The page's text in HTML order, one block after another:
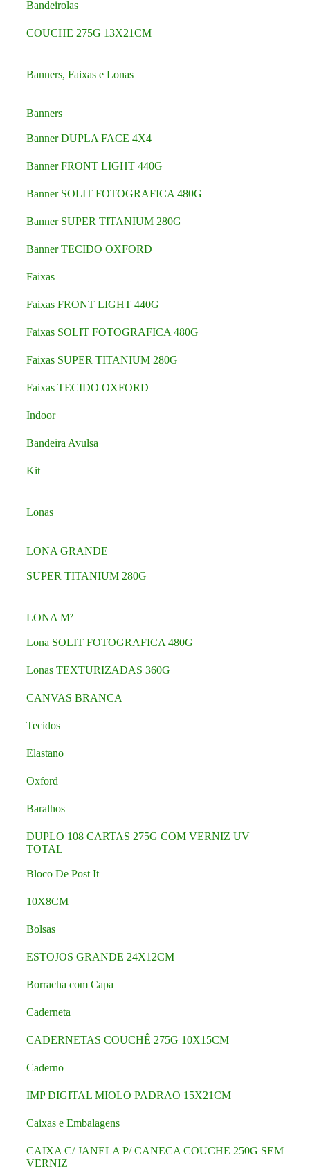
Bandeirolas
COUCHE 275G 13X21CM
Banners, Faixas e Lonas
Banners
Banner DUPLA FACE 4X4
Banner FRONT LIGHT 440G
Banner SOLIT FOTOGRAFICA 480G
Banner SUPER TITANIUM 280G
Banner TECIDO OXFORD
Faixas
Faixas FRONT LIGHT 440G
Faixas SOLIT FOTOGRAFICA 480G
Faixas SUPER TITANIUM 280G
Faixas TECIDO OXFORD
Indoor
Bandeira Avulsa
Kit
Lonas
LONA GRANDE
SUPER TITANIUM 280G
LONA M²
Lona SOLIT FOTOGRAFICA 480G
Lonas TEXTURIZADAS 360G
CANVAS BRANCA
Tecidos
Elastano
Oxford
Baralhos
DUPLO 108 CARTAS 275G COM VERNIZ UV
TOTAL
Bloco De Post It
10X8CM
Bolsas
ESTOJOS GRANDE 24X12CM
Borracha com Capa
Caderneta
CADERNETAS COUCHÊ 275G 10X15CM
Caderno
IMP DIGITAL MIOLO PADRAO 15X21CM
Caixas e Embalagens
CAIXA C/ JANELA P/ CANECA COUCHE 250G SEM
VERNIZ